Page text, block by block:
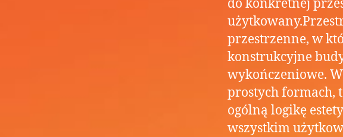
do konkretnej
przestrzenne, w
konstrukcyjne
wykończeniowe.
prostych formach,
ogólną logikę
wszystkim